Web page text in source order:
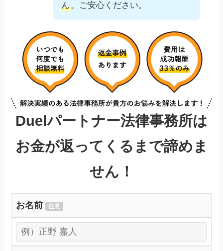
ん。ご安心ください。
Duelパートナー法律事務所は
お金が返ってくるまで諦めま
せん！
お名前 任意